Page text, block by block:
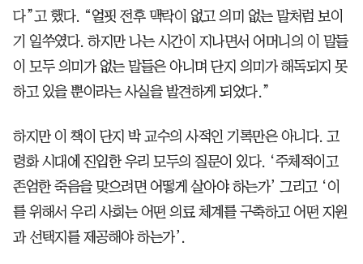
다”고 했다. “얼핏 전후 맥락이 없고 의미 없는 말처럼 보이
기 일쑤였다. 하지만 나는 시간이 지나면서 어머니의 이 말들
이 모두 의미가 없는 말들은 아니며 단지 의미가 해독되지 못
하고 있을 뿐이라는 사실을 발견하게 되었다.”
하지만 이 책이 단지 박 교수의 사적인 기록만은 아니다. 고
령화 시대에 진입한 우리 모두의 질문이 있다. ‘주체적이고
존엄한 죽음을 맞으려면 어떻게 살아야 하는가’ 그리고 ‘이
를 위해서 우리 사회는 어떤 의료 체계를 구축하고 어떤 지원
과 선택지를 제공해야 하는가’.